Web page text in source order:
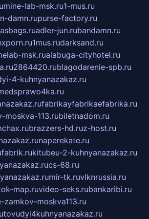
mine-lab-msk.ru1-mus.ru
damn.rupurse-factory.ru
adler-jun.rubandamn.ru
1mus.rudarksand.ru
msk.rualabuga-cityhotel.ru
2864420.rublagodarenie-spb.ru
4-kuhnyanazakaz.ru
fabrikayfabrikaefabrika.ru
113.rubiletnadom.ru
brazzers-hd.ruz-host.ru
naperekate.ru
kitubeu-2-kuhnyanazakaz.ru
cs-68.ru
mir-tk.ruvlknrussia.ru
map.ruvideo-seks.rubankaribi.ru
zamkov-moskva113.ru
tovudyi4kuhnyanazakaz.ru